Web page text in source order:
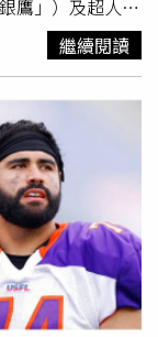
片。第98屆奧斯
》最佳導演：保
麥可B喬丹《罪
最佳男配角：西
《凶器》最佳原
戰》最佳選角
：《Kpop獵魔
影：《罪人》最
戰再戰》最佳妝
》最佳視覺效
罪人》最佳原創
片：《無名小卒
（挪威）最佳動
眾腎上腺素爆
電影即將在台重
，全台獨家重映
獲得 IMAX 版海
》、《罪人》
種規格；國賓
部奧斯卡入圍
鷹」）及超人氣
」）訪臺，預計
中華隊、中信兄
交流。2026年
流賽逾5萬張門
信兄弟、軟銀鷹
交流賽門票將在
（VISA、
元售票系統優先
行，中華民國棒
蔡其昌及中信銀
球團執行董事大
跨海出席。
繼續閱讀